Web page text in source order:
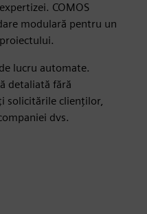
COMOS
modulară pentru un
lucru automate.
detaliată fără
solicitările clienților,
dvs.